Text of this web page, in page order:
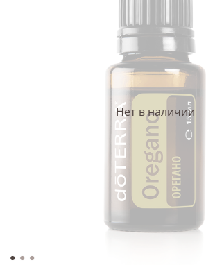
Нет в наличии